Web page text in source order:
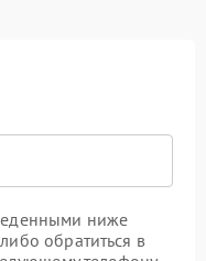
ниже
обратиться в